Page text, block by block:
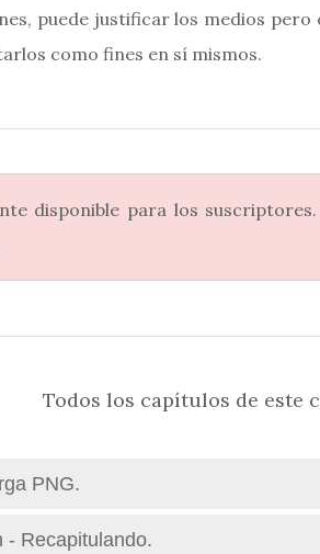
puede justificar los medios
como fines en sí mismos.
disponible para los suscriptores.
Todos los capítulos de este
PNG.
- Recapitulando.